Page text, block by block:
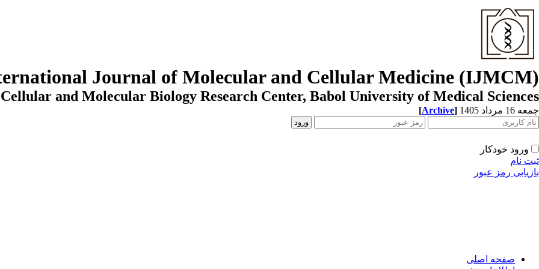
Journal of Molecular and Cellular Medicine (IJMCM)
Cellular and Molecular Biology Research Center, Babol University of Medical Sciences
جمعه 16 مرداد 1405 [Archive]
ورود خودکار
ثبت نام
بازیابی رمز عبور
صفحه اصلی